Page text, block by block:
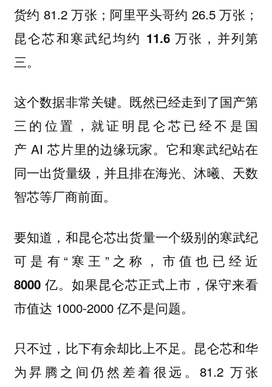
货约 81.2 万张；阿里平头哥约 26.5 万张；
昆仑芯和寒武纪均约 11.6 万张，并列第
三。
这个数据非常关键。既然已经走到了国产第
三的位置，就证明昆仑芯已经不是国
产 AI 芯片里的边缘玩家。它和寒武纪站在
同一出货量级，并且排在海光、沐曦、天数
智芯等厂商前面。
要知道，和昆仑芯出货量一个级别的寒武纪
可是有“寒王”之称， 市值也已经近
8000 亿。如果昆仑芯正式上市，保守来看
市值达 1000-2000 亿不是问题。
只不过，比下有余却比上不足。昆仑芯和华
为昇腾之间仍然差着很远。81.2 万张